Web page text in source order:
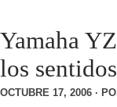
Yamaha
los sentidos
OCTUBRE 17, 2006 ·